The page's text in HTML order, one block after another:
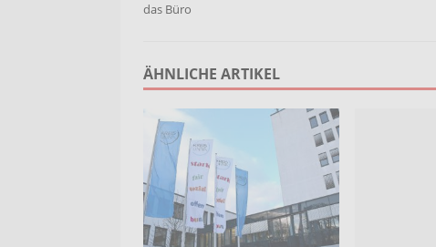
das Büro
ÄHNLICHE ARTIKEL